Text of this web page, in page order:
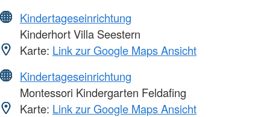
Kindertageseinrichtung
Kinderhort Villa Seestern
Karte: Link zur Google Maps Ansicht
Kindertageseinrichtung
Montessori Kindergarten Feldafing
Karte: Link zur Google Maps Ansicht